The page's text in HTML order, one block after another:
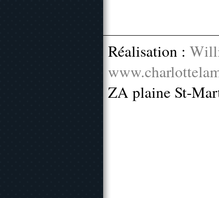
Réalisation :
ZA plaine St-